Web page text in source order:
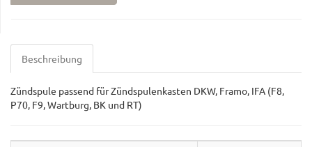
Beschreibung
Zündspule passend für Zündspulenkasten DKW, Framo, IFA (F8,
P70, F9, Wartburg, BK und RT)